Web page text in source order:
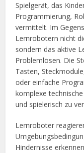
Spielgerät, das
Programmierung,
vermittelt. Im
Lernrobotern nicht
sondern das aktive
Problemlösen. Die
Tasten,
oder einfache
komplexe
und spielerisch zu
Lernroboter
Hindernisse